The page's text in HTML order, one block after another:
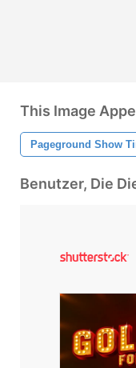
This Image
Pageground Show
Benutzer, Die